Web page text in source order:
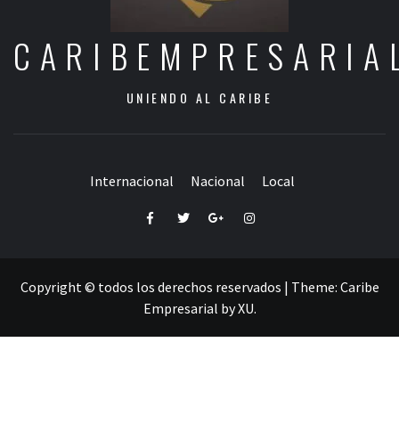
UNIENDO AL CARIBE
Internacional Nacional Local
FacebookTwitterGoogle+Instagram
Copyright © todos los derechos reservados | Theme: Caribe
Empresarial byXU.